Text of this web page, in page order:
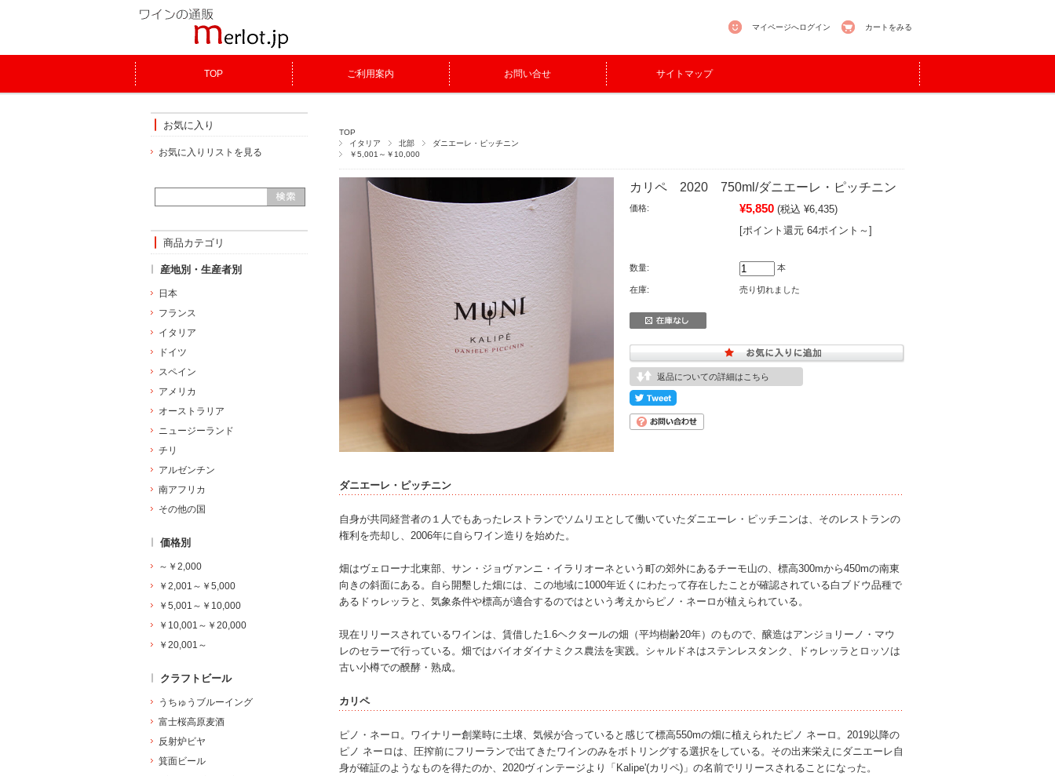
マイページへログイン カートをみる
TOP ご利用案内 お問い合せ サイトマップ
TOP
イタリア
北部
ダニエーレ・ピッチニン
￥5,001～￥10,000
カリペ 2020 750ml/ダニエーレ・ピッチニン
価格: ¥5,850 (税込 ¥6,435)
[ポイント還元 64ポイント～]
数量: 本
在庫: 売り切れました
返品についての詳細はこちら
ダニエーレ・ピッチニン
自身が共同経営者の１人でもあったレストランでソムリエとして働いていたダニエーレ・ピッチニンは、そのレストランの
権利を売却し、2006年に自らワイン造りを始めた。
畑はヴェローナ北東部、サン・ジョヴァンニ・イラリオーネという町の郊外にあるチーモ山の、標高300mから450mの南東
向きの斜面にある。自ら開墾した畑には、この地域に1000年近くにわたって存在したことが確認されている白ブドウ品種で
あるドゥレッラと、気象条件や標高が適合するのではという考えからピノ・ネーロが植えられている。
現在リリースされているワインは、賃借した1.6ヘクタールの畑（平均樹齢20年）のもので、醸造はアンジョリーノ・マウ
レのセラーで行っている。畑ではバイオダイナミクス農法を実践。シャルドネはステンレスタンク、ドゥレッラとロッソは
古い小樽での醗酵・熟成。
カリペ
ピノ・ネーロ。ワイナリー創業時に土壌、気候が合っていると感じて標高550mの畑に植えられたピノ ネーロ。2019以降の
ピノ ネーロは、圧搾前にフリーランで出てきたワインのみをボトリングする選択をしている。その出来栄えにダニエーレ自
身が確証のようなものを得たのか、2020ヴィンテージより「Kalipe'(カリペ)」の名前でリリースされることになった。
お気に入り
お気に入りリストを見る
商品カテゴリ
産地別・生産者別
日本
フランス
イタリア
ドイツ
スペイン
アメリカ
オーストラリア
ニュージーランド
チリ
アルゼンチン
南アフリカ
その他の国
価格別
～￥2,000
￥2,001～￥5,000
￥5,001～￥10,000
￥10,001～￥20,000
￥20,001～
クラフトビール
うちゅうブルーイング
富士桜高原麦酒
反射炉ビヤ
箕面ビール